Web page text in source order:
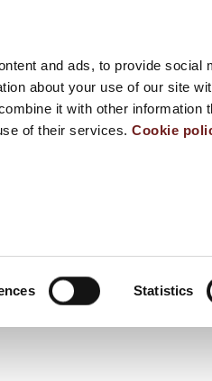
and ads, to provide social
about your use of our site
it with other information
of their services.Cookie
Statistics